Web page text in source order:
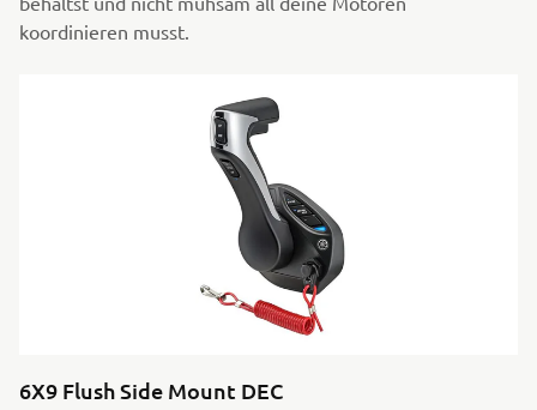
koordinieren musst.
6X9 Flush Side Mount DEC